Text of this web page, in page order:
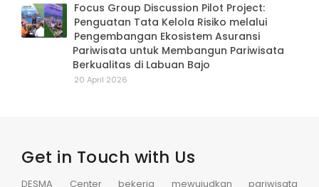
Focus Group Discussion Pilot Project:
Penguatan Tata Kelola Risiko melalui
Pengembangan Ekosistem Asuransi
Pariwisata untuk Membangun Pariwisata
Berkualitas di Labuan Bajo
20 April 2026
Get in Touch with Us
DESMA Center bekerja mewujudkan pariwisata